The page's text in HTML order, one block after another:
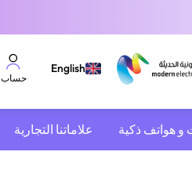
English
حساب
و هواتف ذكية علاماتنا التجارية